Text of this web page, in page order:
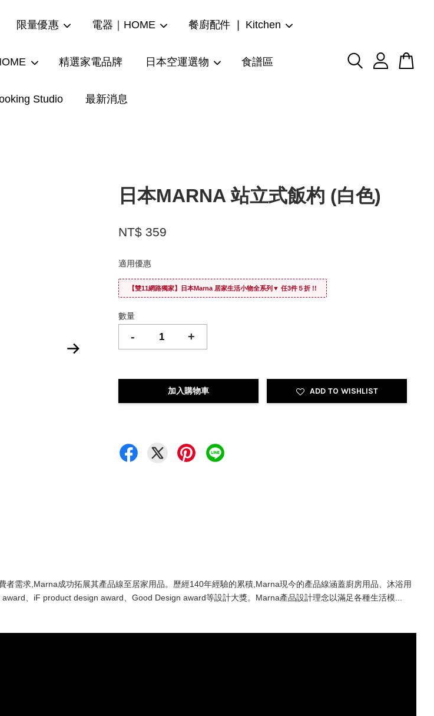
限量優惠 電器｜HOME 餐廚配件 ❘ Kitchen
精選家電品牌 日本空運選物 食譜區
Studio 最新消息
日本MARNA 站立式飯杓 (白色)
NT$ 359
適用優惠
【雙11網路獨家】日本Marna 居家生活小物全系列▼ 任3件５折 !!
數量
- +
加入購物車 ADD TO WISHLIST
需求,Marna成功拓展其產品線至居家用品。歷經140年經驗的累積,Marna現今的產品線涵蓋廚房用品、沐浴用
、iF product design award、Good Design award等設計大獎。Marna產品設計理念以滿足各種生活模...
車目前還是空的。